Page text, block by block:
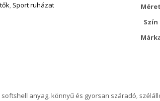
, Sport ruházat
Méret
Szín
anyag, könnyű és gyorsan száradó,